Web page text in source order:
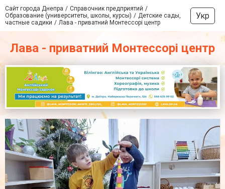
Сайт города Днепра
Справочник предприятий
Образование (университеты, школы, курсы)
Детские сады,
частные садики
Лава - приватний Монтессорі центр
Укр
Лава - приватний Монтессорі центр